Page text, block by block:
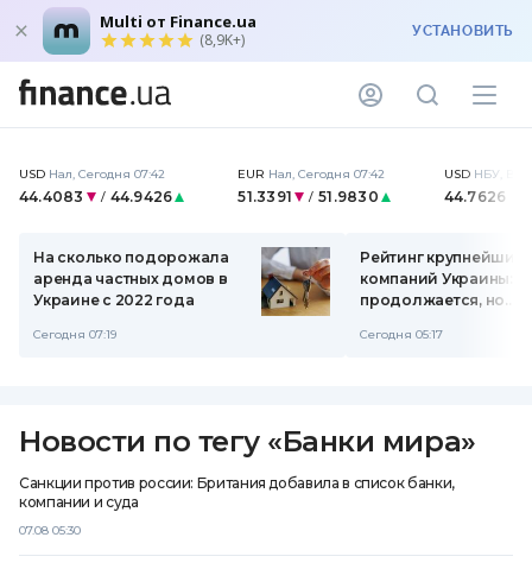
Multi от Finance.ua
(8,9K+) УСТАНОВИТЬ
USD Нал, Сегодня 07:42
44.4083 / 44.9426
EUR Нал,Сегодня 07:42
51.3391 / 51.9830
USD НБУ
44.7626
На сколько подорожала
аренда частных домов в
Украине с 2022 года
Сегодня 07:19
Рейтинг крупнейших
компаний Украины:
продолжается, но
специалистов
Сегодня 05:17
Новости по тегу«Банки мира»
07.08 05:30
Санкции против россии: Британия добавила в список банки,
компании и суда